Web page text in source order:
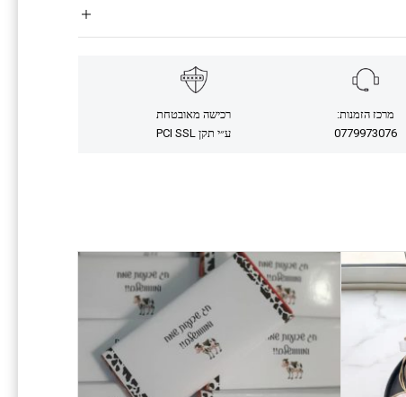
מרכז הזמנות:
0779973076
רכישה מאובטחת
ע״י תקן PCI SSL